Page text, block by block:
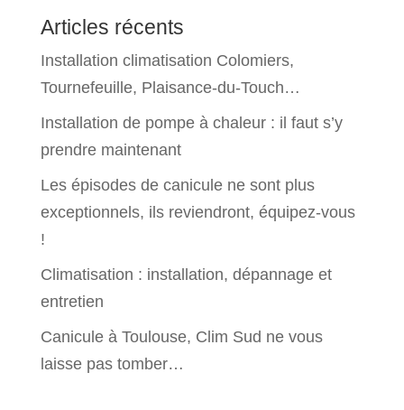
Articles récents
Installation climatisation Colomiers,
Tournefeuille, Plaisance-du-Touch…
Installation de pompe à chaleur : il faut s’y
prendre maintenant
Les épisodes de canicule ne sont plus
exceptionnels, ils reviendront, équipez-vous
!
Climatisation : installation, dépannage et
entretien
Canicule à Toulouse, Clim Sud ne vous
laisse pas tomber…